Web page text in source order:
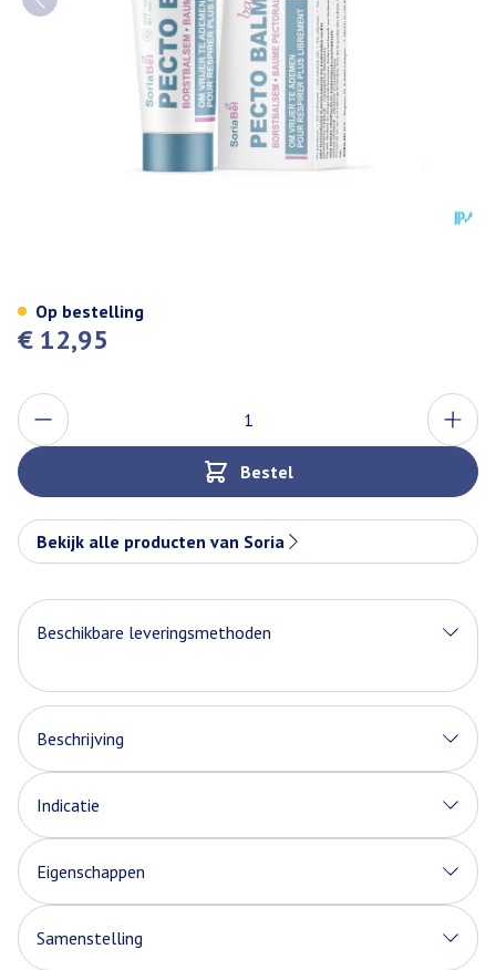
€ 12,95
Aantal
Bestel
Op bestelling
Bekijk alle producten van Soria
Beschikbare leveringsmethoden
Beschrijving
Indicatie
Eigenschappen
Samenstelling